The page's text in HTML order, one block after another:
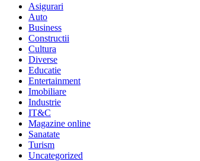
Asigurari
Auto
Business
Constructii
Cultura
Diverse
Educatie
Entertainment
Imobiliare
Industrie
IT&C
Magazine online
Sanatate
Turism
Uncategorized